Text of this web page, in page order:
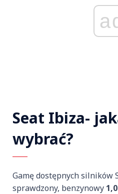
Seat Ibiza-
wybrać?
Gamę dostępnych silników
sprawdzony, benzynowy